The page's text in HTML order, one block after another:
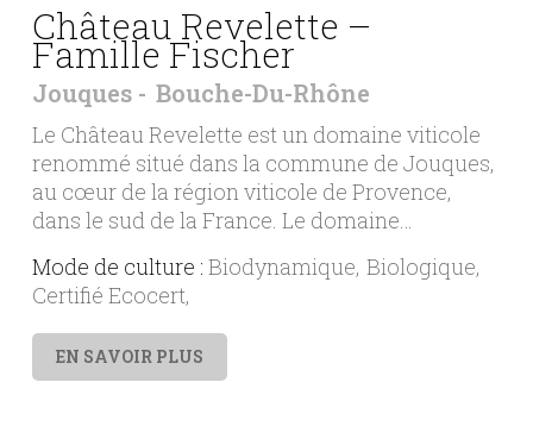
Château Revelette –
Famille Fischer
Jouques Bouche-Du-Rhône
Le Château Revelette est un domaine viticole
renommé situé dans la commune de Jouques,
au cœur de la région viticole de Provence,
dans le sud de la France. Le domaine…
Mode de culture : Biodynamique Biologique
Certifié Ecocert
EN SAVOIR PLUS